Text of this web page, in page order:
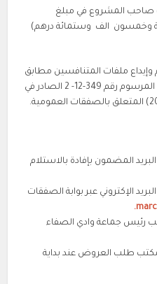
صاحب المشروع في مبلغ
وخمسون الف وستمائة درهم)
ملفات المتنافسين مطابق
لمقتضيات المادتين 27 و31 و29 من المرسوم رقم 349-12- 2 الصادر في
المضمون بإفادة بالاستلام
الإكتروني عبر بوابة الصفقات
رئيس جماعة وادي الصفاء
طلب العروض عند بداية